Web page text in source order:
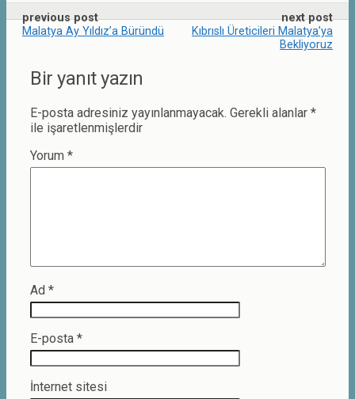
previous post
Malatya Ay Yıldız’a Büründü
next post
Kıbrıslı Üreticileri Malatya’ya
Bekliyoruz
Bir yanıt yazın
E-posta adresiniz yayınlanmayacak. Gerekli alanlar *
ile işaretlenmişlerdir
Yorum *
Ad *
E-posta *
İnternet sitesi